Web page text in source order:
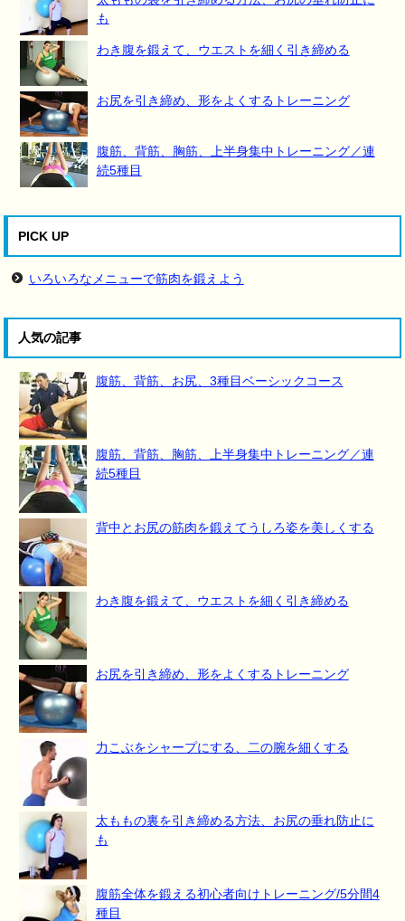
も
わき腹を鍛えて、ウエストを細く引き締める
お尻を引き締め、形をよくするトレーニング
腹筋、背筋、胸筋、上半身集中トレーニング／連
続5種目
PICK UP
いろいろなメニューで筋肉を鍛えよう
人気の記事
腹筋、背筋、お尻、3種目ベーシックコース
腹筋、背筋、胸筋、上半身集中トレーニング／連
続5種目
背中とお尻の筋肉を鍛えてうしろ姿を美しくする
わき腹を鍛えて、ウエストを細く引き締める
お尻を引き締め、形をよくするトレーニング
力こぶをシャープにする、二の腕を細くする
太ももの裏を引き締める方法、お尻の垂れ防止に
も
腹筋全体を鍛える初心者向けトレーニング/5分間4
種目